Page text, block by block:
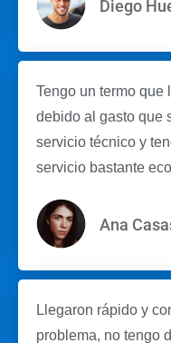
Diego
Tengo un termo que
debido al gasto que
servicio técnico y
servicio bastante
Ana
Llegaron rápido y
problema, no tengo